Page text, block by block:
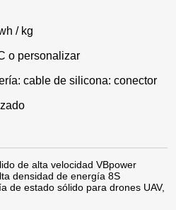
/ kg
o personalizar
cable de silicona: conector
de alta velocidad VBpower
densidad de energía 8S
de estado sólido para drones UAV,